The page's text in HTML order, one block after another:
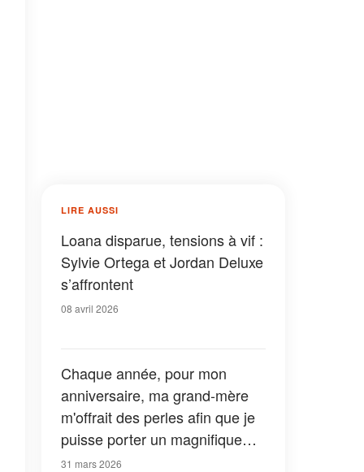
LIRE AUSSI
Loana disparue, tensions à vif :
Sylvie Ortega et Jordan Deluxe
s’affrontent
08 avril 2026
Chaque année, pour mon
anniversaire, ma grand-mère
m'offrait des perles afin que je
puisse porter un magnifique
collier à plusieurs rangs au bal
31 mars 2026